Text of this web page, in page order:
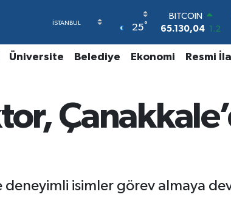
25°
BITCOIN
65.130,04 1.2
47,7436 0.18
64,4811
GRAM ALTIN
6648.99
2.59
Üniversite Belediye Ekonomi Resmi
deneyimli isimler görev almaya